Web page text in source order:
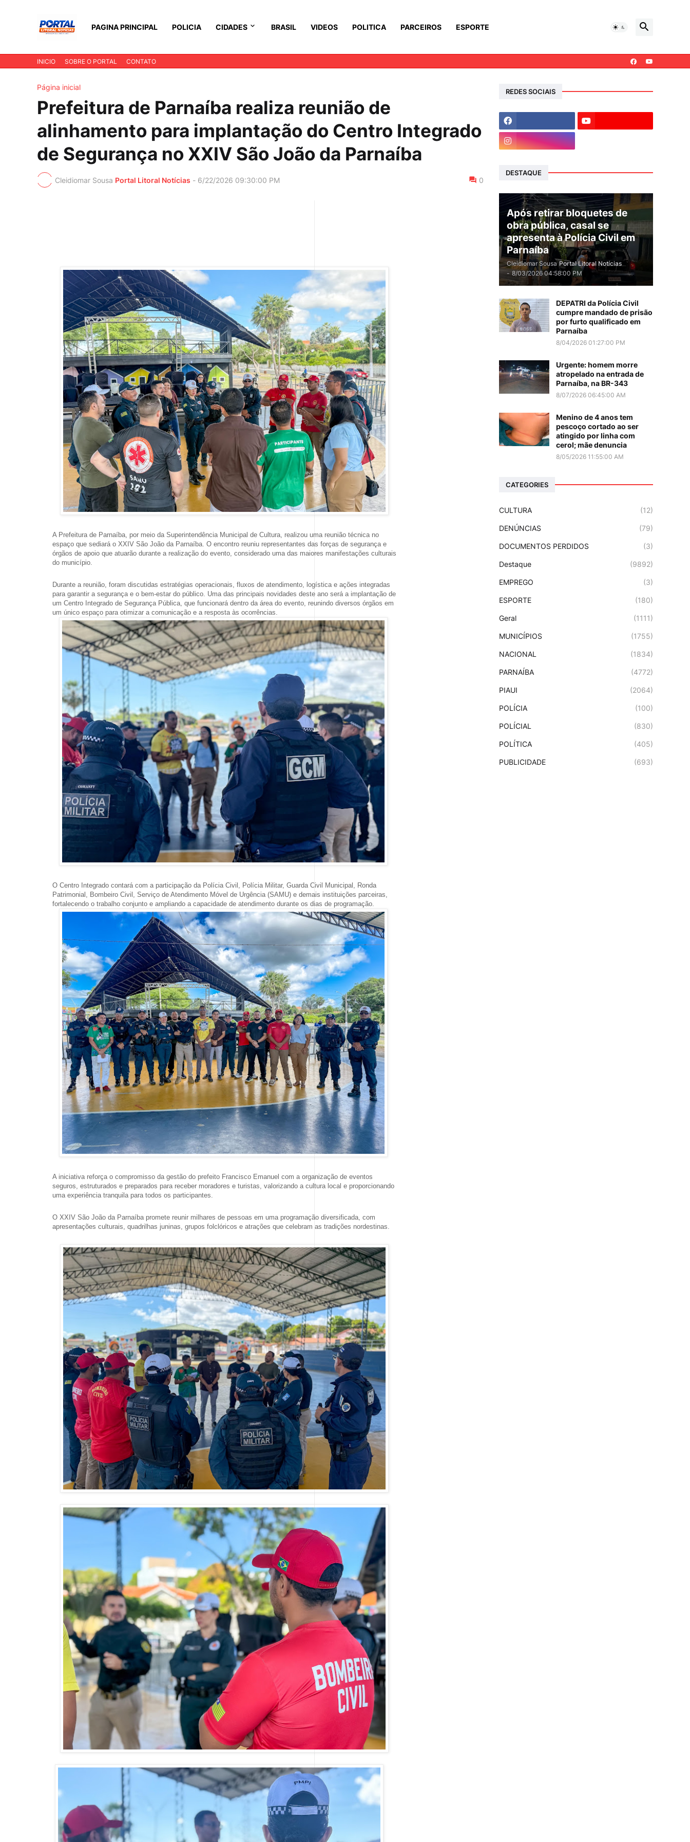
PAGINA PRINCIPAL POLICIA CIDADES BRASIL VIDEOS POLITICA PARCEIROS ESPORTE
INICIO SOBRE O PORTAL CONTATO
Página inicial
Prefeitura de Parnaíba realiza reunião de
alinhamento para implantação do Centro Integrado
de Segurança no XXIV São João da Parnaíba
Cleidiomar Sousa Portal Litoral Notícias - 6/22/2026 09:30:00 PM 0
A Prefeitura de Parnaíba, por meio da Superintendência Municipal de Cultura, realizou uma reunião técnica no
espaço que sediará o XXIV São João da Parnaíba. O encontro reuniu representantes das forças de segurança e
órgãos de apoio que atuarão durante a realização do evento, considerado uma das maiores manifestações culturais
do município.
Durante a reunião, foram discutidas estratégias operacionais, fluxos de atendimento, logística e ações integradas
para garantir a segurança e o bem-estar do público. Uma das principais novidades deste ano será a implantação de
um Centro Integrado de Segurança Pública, que funcionará dentro da área do evento, reunindo diversos órgãos em
um único espaço para otimizar a comunicação e a resposta às ocorrências.
O Centro Integrado contará com a participação da Polícia Civil, Polícia Militar, Guarda Civil Municipal, Ronda
Patrimonial, Bombeiro Civil, Serviço de Atendimento Móvel de Urgência (SAMU) e demais instituições parceiras,
fortalecendo o trabalho conjunto e ampliando a capacidade de atendimento durante os dias de programação.
A iniciativa reforça o compromisso da gestão do prefeito Francisco Emanuel com a organização de eventos
seguros, estruturados e preparados para receber moradores e turistas, valorizando a cultura local e proporcionando
uma experiência tranquila para todos os participantes.
O XXIV São João da Parnaíba promete reunir milhares de pessoas em uma programação diversificada, com
apresentações culturais, quadrilhas juninas, grupos folclóricos e atrações que celebram as tradições nordestinas.
REDES SOCIAIS
DESTAQUE
Após retirar bloquetes de
obra pública, casal se
apresenta à Polícia Civil em
Parnaíba
Cleidiomar Sousa Portal Litoral Notícias
- 8/03/2026 04:58:00 PM
DEPATRI da Polícia Civil
cumpre mandado de prisão
por furto qualificado em
Parnaíba
8/04/2026 01:27:00 PM
Urgente: homem morre
atropelado na entrada de
Parnaíba, na BR-343
8/07/2026 06:45:00 AM
Menino de 4 anos tem
pescoço cortado ao ser
atingido por linha com
cerol; mãe denuncia
8/05/2026 11:55:00 AM
CATEGORIES
CULTURA (12)
DENÚNCIAS (79)
DOCUMENTOS PERDIDOS (3)
Destaque (9892)
EMPREGO (3)
ESPORTE (180)
Geral (1111)
MUNICÍPIOS (1755)
NACIONAL (1834)
PARNAÍBA (4772)
PIAUI (2064)
POLÍCIA (100)
POLÍCIAL (830)
POLÍTICA (405)
PUBLICIDADE (693)